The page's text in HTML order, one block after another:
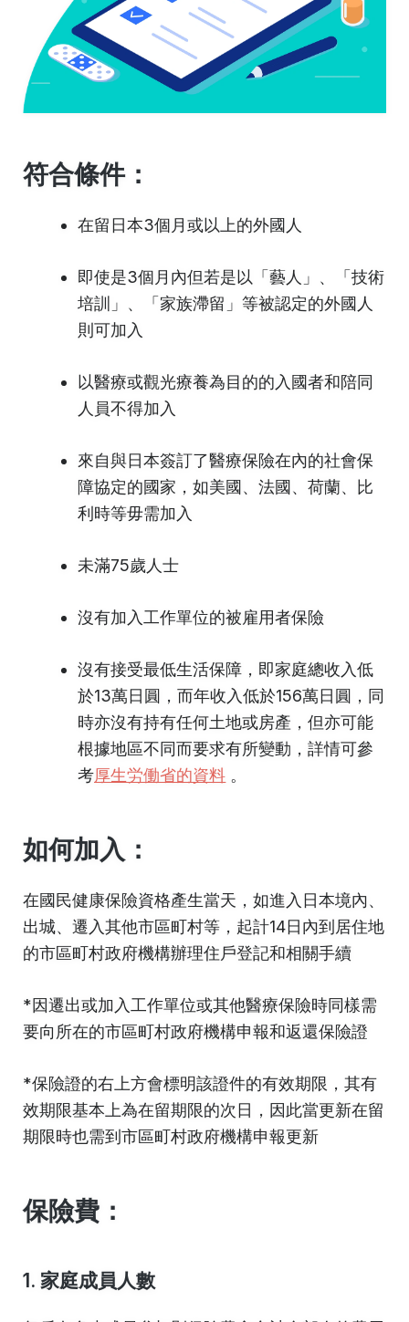
符合條件：
在留日本3個月或以上的外國人
即使是3個月內但若是以「藝人」、「技術
培訓」、「家族滯留」等被認定的外國人
則可加入
以醫療或觀光療養為目的的入國者和陪同
人員不得加入
來自與日本簽訂了醫療保險在內的社會保
障協定的國家，如美國、法國、荷蘭、比
利時等毋需加入
未滿75歲人士
沒有加入工作單位的被雇用者保險
沒有接受最低生活保障，即家庭總收入低
於13萬日圓，而年收入低於156萬日圓，同
時亦沒有持有任何土地或房產，但亦可能
根據地區不同而要求有所變動，詳情可參
考厚生労働省的資料 。
如何加入：
在國民健康保險資格產生當天，如進入日本境內、
出城、遷入其他市區町村等，起計14日內到居住地
的市區町村政府機構辦理住戶登記和相關手續
*因遷出或加入工作單位或其他醫療保險時同樣需
要向所在的市區町村政府機構申報和返還保險證
*保險證的右上方會標明該證件的有效期限，其有
效期限基本上為在留期限的次日，因此當更新在留
期限時也需到市區町村政府機構申報更新
保險費：
1. 家庭成員人數